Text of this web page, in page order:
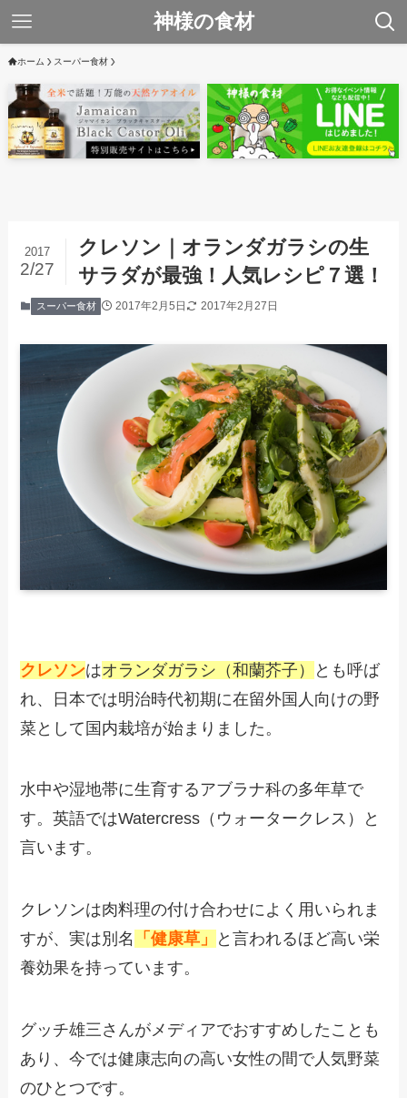
神様の食材
ホーム スーパー食材
クレソン｜オランダガラシの生
サラダが最強！人気レシピ７選！
2017
2/27
スーパー食材 2017年2月5日 2017年2月27日
クレソンはオランダガラシ（和蘭芥子）
とも呼ば
れ、日本では明治時代初期に在留外国人向けの野
菜として国内栽培が始まりました。
水中や湿地帯に生育するアブラナ科の多年草で
す。英語ではWatercress（ウォータークレス）と
言います。
クレソンは肉料理の付け合わせによく用いられま
すが、実は別名
「健康草」
と言われるほど高い栄
養効果を持っています。
グッチ雄三さんがメディアでおすすめしたことも
あり、今では健康志向の高い女性の間で人気野菜
のひとつです。